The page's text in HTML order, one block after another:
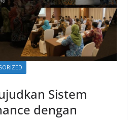
Sistem
dengan